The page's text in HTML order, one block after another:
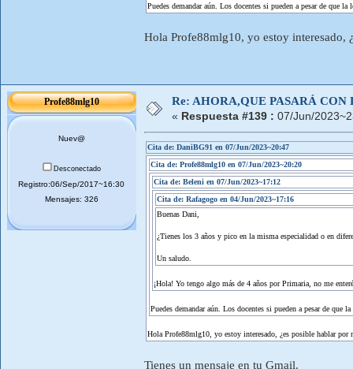
Puedes demandar aún. Los docentes si pueden a pesar de que
Hola Profe88mlg10, yo estoy interesado,
Profe88mlg10
Nuev@
Desconectado
Registro:06/Sep/2017~16:30
Mensajes: 326
Re: AHORA,QUE PASARÁ
« Respuesta #139 : 07/Jun/
Cita de: DaniBG91 en 07/Jun/2023~20:47
Cita de: Profe88mlg10 en 07/Jun/2023~20:20
Cita de: Beleni en 07/Jun/2023~17:12
Cita de: Rafagogo en 04/Jun/2023~17:16
Buenas Dani,
¿Tienes los 3 años y pico en la misma especialidad o en
Un saludo.
¡Hola! Yo tengo algo más de 4 años por Primaria, no me
Puedes demandar aún. Los docentes si pueden a pesar de que
Hola Profe88mlg10, yo estoy interesado, ¿es posible hablar por
Tienes un mensaje en tu Gmail.